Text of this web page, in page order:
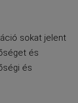
sokat jelent
és
és